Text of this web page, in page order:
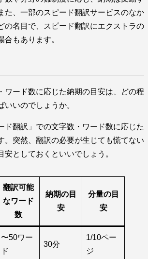
た、一部のスピード翻訳サービスのなか
の名目で、スピード翻訳にエクストラの
合もあります。
ワード数に応じた納期の目安は、どの程
いいのでしょうか。
ド翻訳」での文字数・ワード数に応じた
。突然、翻訳の必要が生じても慌てない
安としておくといいでしょう。
翻訳可能
なワード
数
納期の目
安
分量の目
安
〜50ワー
ド
30分
1/10ペー
ジ